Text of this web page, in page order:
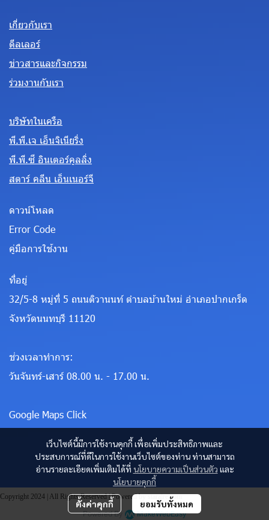
เว็บไซต์นี้มีการใช้งานคุกกี้ เพื่อเพิ่มประสิทธิภาพและ
ประสบการณ์ที่ดีในการใช้งานเว็บไซต์ของท่าน ท่านสามารถ
อ่านรายละเอียดเพิ่มเติมได้ที่ นโยบายความเป็นส่วนตัว และ
นโยบายคุกกี้
ตั้งค่าคุกกี้ ยอมรับทั้งหมด
เกี่ยวกับเรา
ดีลเลอร์
ข่าวสารและกิจกรรม
ร่วมงานกับเรา
บริษัทในเครือ
พี.พี.เจ เอ็นจิเนียริ่ง
พี.พี.ซี อินเตอร์คูลลิ่ง
สตาร์ คลีน เอ็นเนอร์จี
ดาวน์โหลด
Error Code
คู่มือการใช้งาน
ที่อยู่
32/5-8 หมู่ที่ 5 ถนนติวานนท์ ตำบลบ้านใหม่ อำเภอปากเกร็ด
จังหวัดนนทบุรี 11120
ช่วงเวลาทำการ:
วันจันทร์-เสาร์ 08.00 น. - 17.00 น.
Google Maps Click
Copyright 2024 | All Rights Reserved | Powered by staraire.com
Powered By MakeWebEasy